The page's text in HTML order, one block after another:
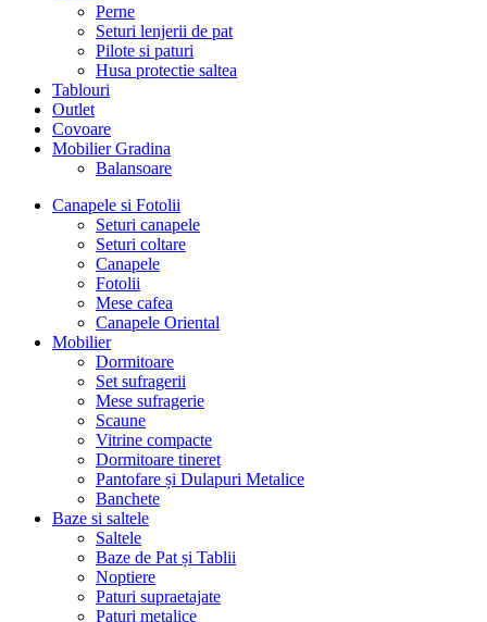
Perne
Seturi lenjerii de pat
Pilote si paturi
Husa protectie saltea
Tablouri
Outlet
Covoare
Mobilier Gradina
Balansoare
Canapele si Fotolii
Seturi canapele
Seturi coltare
Canapele
Fotolii
Mese cafea
Canapele Oriental
Mobilier
Dormitoare
Set sufragerii
Mese sufragerie
Scaune
Vitrine compacte
Dormitoare tineret
Pantofare și Dulapuri Metalice
Banchete
Baze si saltele
Saltele
Baze de Pat și Tablii
Noptiere
Paturi supraetajate
Paturi metalice